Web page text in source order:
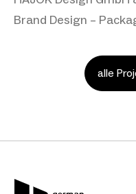
Brand Design –
alle